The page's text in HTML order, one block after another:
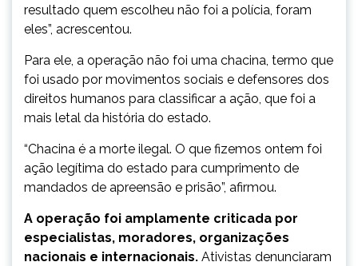
resultado quem escolheu não foi a polícia, foram
eles”, acrescentou.
Para ele, a operação não foi uma chacina, termo que
foi usado por movimentos sociais e defensores dos
direitos humanos para classificar a ação, que foi a
mais letal da história do estado.
“Chacina é a morte ilegal. O que fizemos ontem foi
ação legítima do estado para cumprimento de
mandados de apreensão e prisão”, afirmou.
A operação foi amplamente criticada por
especialistas, moradores, organizações
nacionais e internacionais. Ativistas denunciaram